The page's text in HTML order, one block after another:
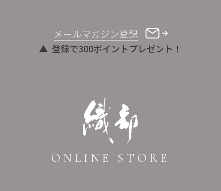
ONLINE STORE
メールマガジン登録
登録で300ポイントプレゼント！